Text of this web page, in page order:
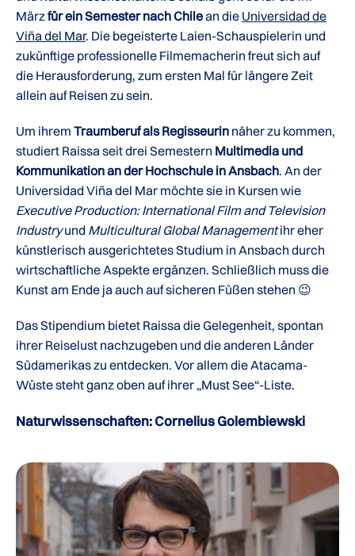
Märzfür ein Semester nach Chilean die Universidad de
Viña del Mar. Die begeisterte Laien-Schauspielerin und
zukünftige professionelle Filmemacherin freut sich auf
die Herausforderung, zum ersten Mal für längere Zeit
allein auf Reisen zu sein.
Um ihrem Traumberuf als Regisseurin näher zu kommen,
studiert Raissa seit drei Semestern Multimedia und
Kommunikation an der Hochschule in Ansbach. An der
Universidad Viña del Mar möchte sie in Kursen wie
Executive Production: International Film and Television
Industryund Multicultural Global Managementihr eher
künstlerisch ausgerichtetes Studium in Ansbach durch
wirtschaftliche Aspekte ergänzen. Schließlich muss die
Kunst am Ende ja auch auf sicheren Füßen stehen 😉
Das Stipendium bietet Raissa die Gelegenheit, spontan
ihrer Reiselust nachzugeben und die anderen Länder
Südamerikas zu entdecken. Vor allem die Atacama-
Wüste steht ganz oben auf ihrer „Must See“-Liste.
Naturwissenschaften: Cornelius Golembiewski